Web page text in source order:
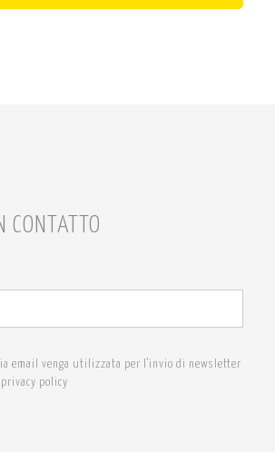
CONTATTO
email venga utilizzata per l'invio di newsletter
policy